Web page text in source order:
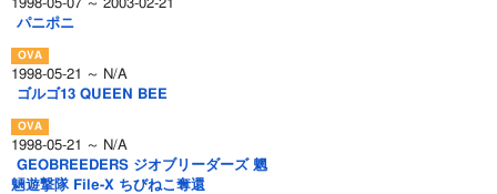
1998-05-07 ～ 2003-02-21
パニポニ
1998-05-21 ～ N/A
ゴルゴ13 QUEEN BEE
1998-05-21 ～ N/A
GEOBREEDERS ジオブリーダーズ 魍
魎遊撃隊 File-X ちびねこ奪還